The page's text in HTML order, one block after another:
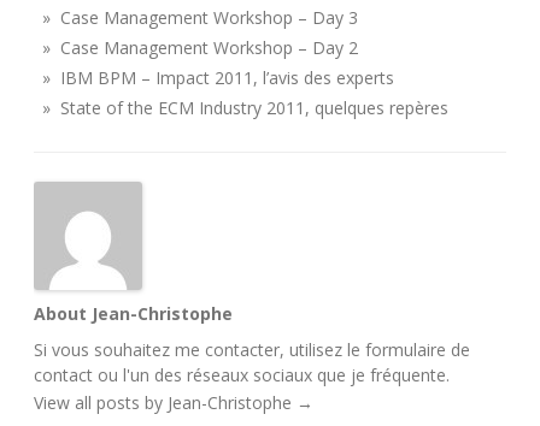
» Case Management Workshop – Day 3
» Case Management Workshop – Day 2
» IBM BPM – Impact 2011, l’avis des experts
» State of the ECM Industry 2011, quelques repères
About Jean-Christophe
Si vous souhaitez me contacter, utilisez le formulaire de
contact ou l'un des réseaux sociaux que je fréquente.
View all posts by Jean-Christophe →